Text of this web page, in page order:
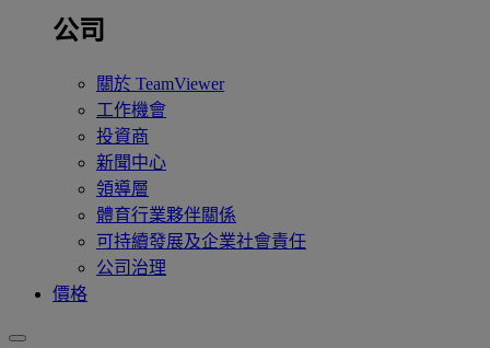
公司
關於 TeamViewer
工作機會
投資商
新聞中心
領導層
體育行業夥伴關係
可持續發展及企業社會責任
公司治理
價格